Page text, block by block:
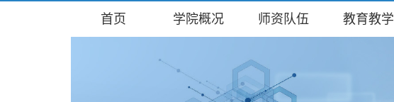
首页 学院概况 师资队伍 教育教学